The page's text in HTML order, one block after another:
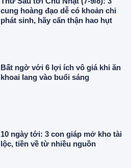
cung hoàng đạo dễ có khoản chi
phát sinh, hãy cẩn thận hao hụt
Bất ngờ với 6 lợi ích vô giá khi ăn
khoai lang vào buổi sáng
10 ngày tới: 3 con giáp mở kho tài
lộc, tiền về từ nhiều nguồn